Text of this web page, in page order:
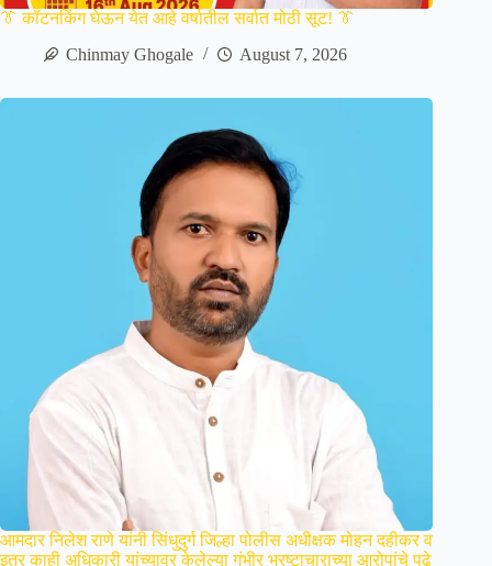
👔 कॉटनकिंग घेऊन येत आहे वर्षातील सर्वात मोठी सूट! 👔
Chinmay Ghogale
August 7, 2026
आमदार निलेश राणे यांनी सिंधुदुर्ग जिल्हा पोलीस अधीक्षक मोहन दहीकर व
इतर काही अधिकारी यांच्यावर केलेल्या गंभीर भ्रष्टाचाराच्या आरोपांचे पुढे